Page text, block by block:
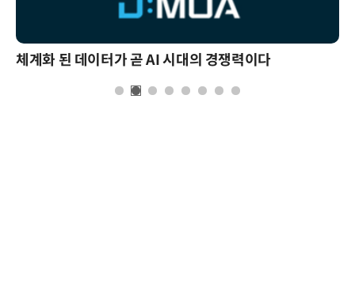
체계화 된 데이터가 곧 AI 시대의 경쟁력이다